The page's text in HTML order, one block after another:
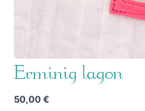
Erminig lagon
50,00€